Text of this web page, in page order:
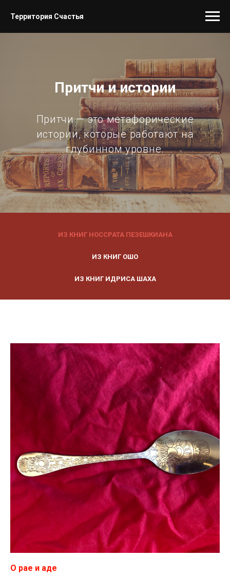
Территория Счастья
Притчи и истории
Притчи — это метафорические
истории, которые работают на
глубинном уровне.
ИЗ КНИГ НОССРАТА ПЕЗЕШКИАНА
ИЗ КНИГ ОШО
ИЗ КНИГ ИДРИСА ШАХА
О рае и аде